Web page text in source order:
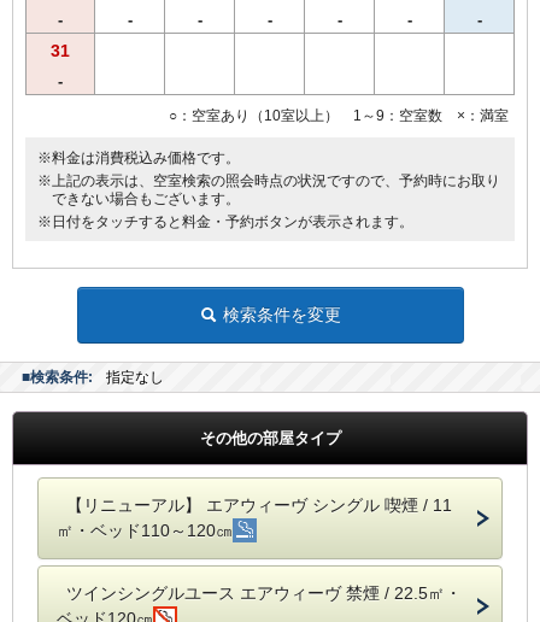
- - - - - - -
31
-
○：空室あり（10室以上） 1～9：空室数 ×：満室
※料金は消費税込み価格です。
※上記の表示は、空室検索の照会時点の状況ですので、予約時にお取り
できない場合もございます。
※日付をタッチすると料金・予約ボタンが表示されます。
検索条件を変更
■検索条件: 指定なし
その他の部屋タイプ
【リニューアル】 エアウィーヴ シングル 喫煙 / 11
㎡・ベッド110～120㎝
ツインシングルユース エアウィーヴ 禁煙 / 22.5㎡・
ベッド120㎝